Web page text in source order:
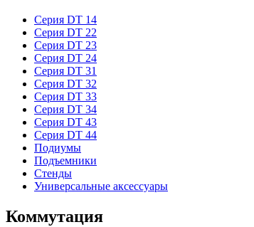
Серия DT 14
Серия DT 22
Серия DT 23
Серия DT 24
Серия DT 31
Серия DT 32
Серия DT 33
Серия DT 34
Серия DT 43
Серия DT 44
Подиумы
Подъемники
Стенды
Универсальные аксессуары
Коммутация